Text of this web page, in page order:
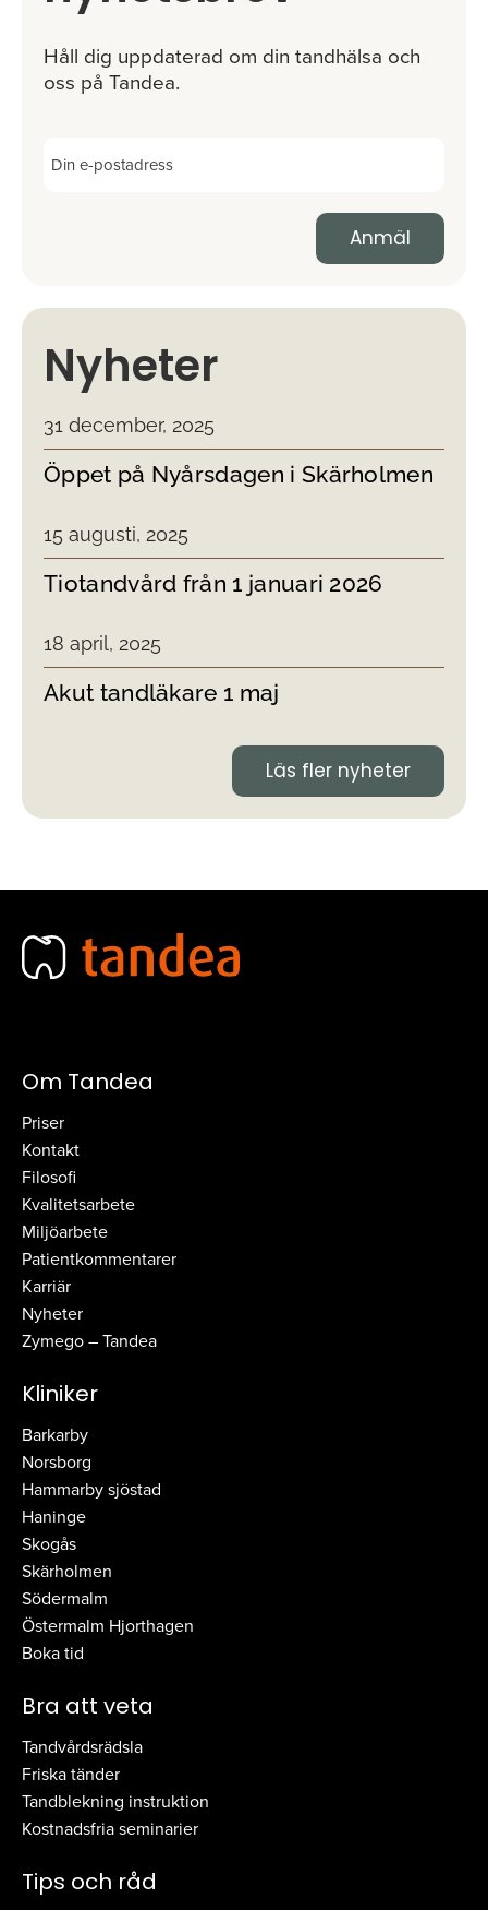
Håll dig uppdaterad om din tandhälsa och
oss på Tandea.
Nyheter
31 december, 2025
Öppet på Nyårsdagen i Skärholmen
15 augusti, 2025
Tiotandvård från 1 januari 2026
18 april, 2025
Akut tandläkare 1 maj
Läs fler nyheter
Om Tandea
Priser
Kontakt
Filosofi
Kvalitetsarbete
Miljöarbete
Patientkommentarer
Karriär
Nyheter
Zymego – Tandea
Kliniker
Barkarby
Norsborg
Hammarby sjöstad
Haninge
Skogås
Skärholmen
Södermalm
Östermalm Hjorthagen
Boka tid
Bra att veta
Tandvårdsrädsla
Friska tänder
Tandblekning instruktion
Kostnadsfria seminarier
Tips och råd